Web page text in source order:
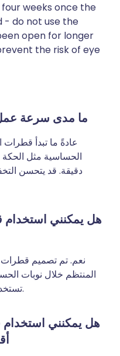
weeks once the
- do not use the
open for longer
the risk of eye
ما مدى سرعة
عادةً ما تبدأ
دقيقة. قد يتحسن
هل يمكنني استخدام
نعم. تم تصميم قطرات
المنتظم خلال نوبات
تستخدم لفترة أطول مما ينصح به طبيبك.
هل يمكنني استخدام